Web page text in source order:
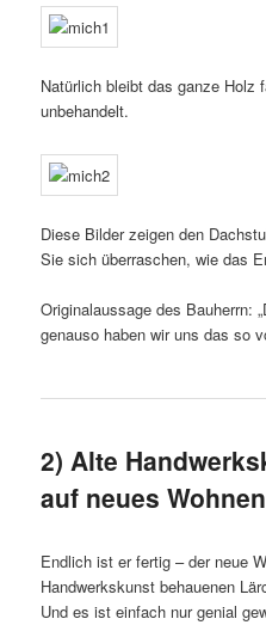
Natürlich bleibt das ganze Holz
unbehandelt.
Diese Bilder zeigen den
Sie sich überraschen, wie das
Originalaussage des Bauherrn:
genauso haben wir uns das so
2) Alte
auf neues Wohnen
Endlich ist er fertig – der neue
Handwerkskunst behauenen
Und es ist einfach nur genial